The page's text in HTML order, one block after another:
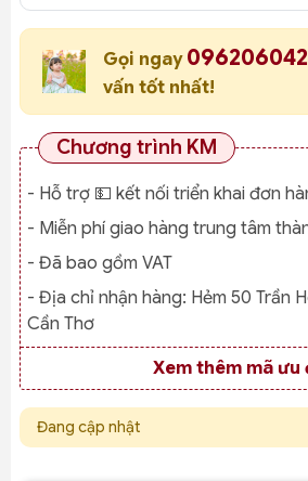
Gọi ngay
vấn tốt nhất!
Chương trình KM
- Hỗ trợ 💵 kết nối triển khai đơn
- Miễn phí giao hàng trung tâm
- Đã bao gồm VAT
- Địa chỉ nhận hàng: Hẻm 50 Trần
Cần Thơ
Xem thêm mã ưu
Đang cập nhật